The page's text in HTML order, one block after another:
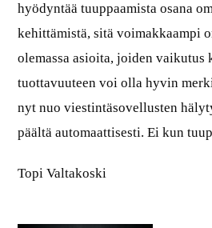
hyödyntää tuuppaamista osana
kehittämistä, sitä voimakkaampi
olemassa asioita, joiden
tuottavuuteen voi olla hyvin
nyt nuo viestintäsovellusten
päältä automaattisesti. Ei kun
Topi Valtakoski